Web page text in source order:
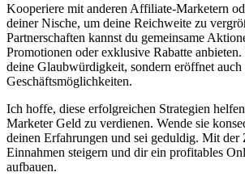
Kooperiere mit anderen Affiliate-Marketern
deiner Nische, um deine Reichweite zu
Partnerschaften kannst du gemeinsame
Promotionen oder exklusive Rabatte
deine Glaubwürdigkeit, sondern eröffnet auch
Geschäftsmöglichkeiten.
Ich hoffe, diese erfolgreichen Strategien
Marketer Geld zu verdienen. Wende sie
deinen Erfahrungen und sei geduldig. Mit der
Einnahmen steigern und dir ein profitables
aufbauen.